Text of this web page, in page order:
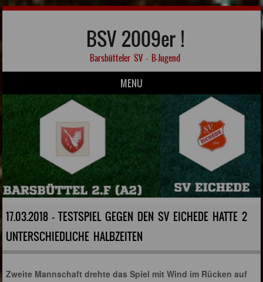
BSV 2009er !
Barsbütteler SV – B-Jugend
MENU
17.03.2018 - TESTSPIEL GEGEN DEN SV EICHEDE HATTE 2
UNTERSCHIEDLICHE HALBZEITEN
Zweite Mannschaft drehte das Spiel mit Wind im Rücken auf